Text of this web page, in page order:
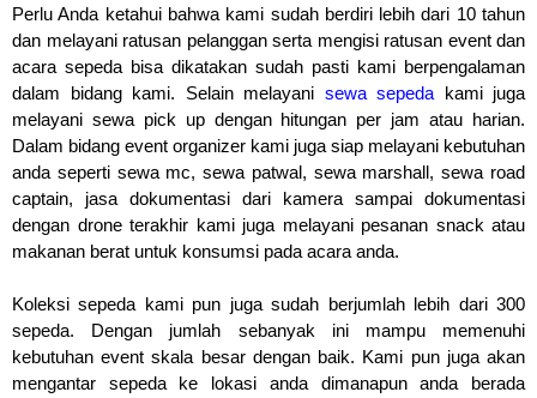
Perlu Anda ketahui bahwa kami sudah berdiri lebih dari 10 tahun
dan melayani ratusan pelanggan serta mengisi ratusan event dan
acara sepeda bisa dikatakan sudah pasti kami berpengalaman
dalam bidang kami. Selain melayani sewa sepeda
melayani sewa pick up dengan hitungan per jam atau harian.
Dalam bidang event organizer kami juga siap melayani kebutuhan
anda seperti sewa mc, sewa patwal, sewa marshall, sewa road
captain, jasa dokumentasi dari kamera sampai dokumentasi
dengan drone terakhir kami juga melayani pesanan snack atau
makanan berat untuk konsumsi pada acara anda.
Koleksi sepeda kami pun juga sudah berjumlah lebih dari 300
sepeda. Dengan jumlah sebanyak ini mampu memenuhi
kebutuhan event skala besar dengan baik. Kami pun juga akan
mengantar sepeda ke lokasi anda dimanapun anda berada